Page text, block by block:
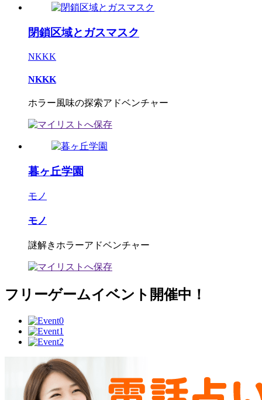
閉鎖区域とガスマスク
NKKK
NKKK
ホラー風味の探索アドベンチャー
暮ヶ丘学園
モノ
モノ
謎解きホラーアドベンチャー
フリーゲームイベント開催中！